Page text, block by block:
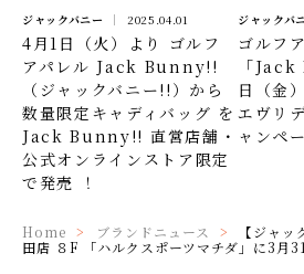
ジャックバニー 2025.04.01
4月1日（火）より ゴルフ
アパレル Jack Bunny!!
（ジャックバニー!!）から
数量限定キャディバッグ を
Jack Bunny!! 直営店舗・
公式オンラインストア限定
で発売 ！
ジャックバ
ゴルフ
「
日（金
エヴリ
ャンペ
Home ブランドニュース
【ジャ
田店 ８F 「ハルクスポーツマチダ」に3月